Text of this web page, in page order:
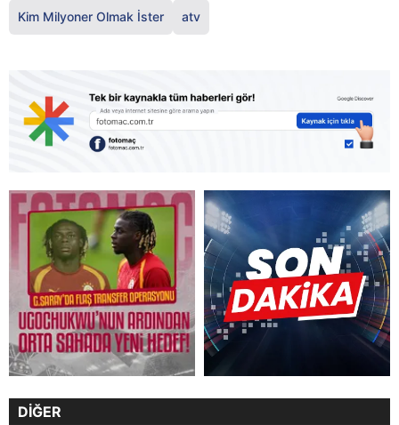
Kim Milyoner Olmak İster atv
DİĞER